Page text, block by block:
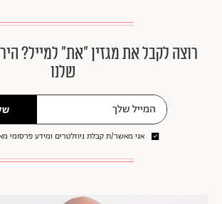
רוצה לקבל את מגזין ״את״ למייל?
שלנו
אני מאשר/ת קבלת ניוזלטרים ומידע פרסומי